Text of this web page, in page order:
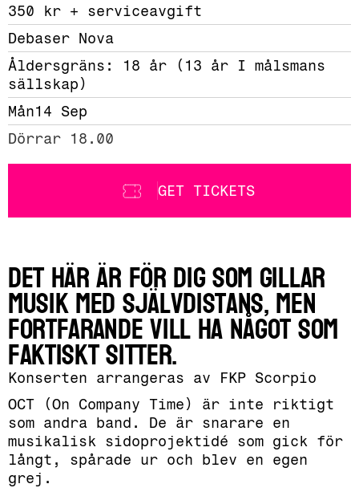
350 kr + serviceavgift
Debaser Nova
Åldersgräns: 18 år (13 år I målsmans
sällskap)
Mån14 Sep
Dörrar 18.00
GET TICKETS
Det här är för dig som gillar
musik med självdistans, men
fortfarande vill ha något som
faktiskt sitter.
Konserten arrangeras av FKP Scorpio
OCT (On Company Time) är inte riktigt
som andra band. De är snarare en
musikalisk sidoprojektidé som gick för
långt, spårade ur och blev en egen
grej.